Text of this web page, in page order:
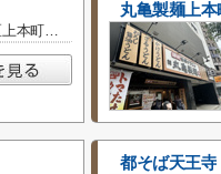
大阪府大阪市天王寺区上本町６丁目
丸亀製麺上本
都そば天王寺